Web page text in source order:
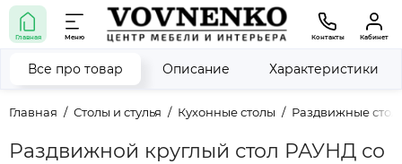
Главная Меню Контакты Кабинет
Главная Столы и стулья Кухонные столы Раздвижные
Раздвижной круглый стол РАУНД со
Все про товар Описание Характеристики